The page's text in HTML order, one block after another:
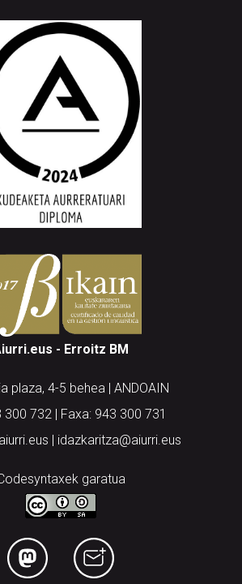
- Erroitz BM
plaza, 4-5 behea | ANDOAIN
300 732 | Faxa: 943 300 731
| idazkaritza@aiurri.eus
garatua